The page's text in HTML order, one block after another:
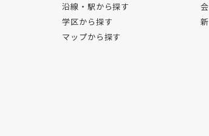
沿線・駅から探す
学区から探す
マップから探す